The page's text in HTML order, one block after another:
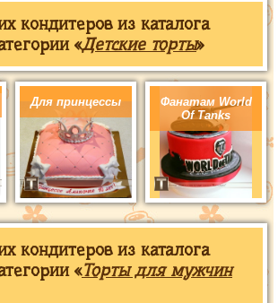
кондитеров из каталога
«Детские торты»
Для принцессы
Фанатам World
Of Tanks
кондитеров из каталога
«Торты для мужчин